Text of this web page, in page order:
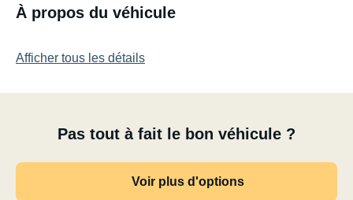
À propos du véhicule
Afficher tous les détails
Pas tout à fait le bon véhicule ?
Voir plus d'options